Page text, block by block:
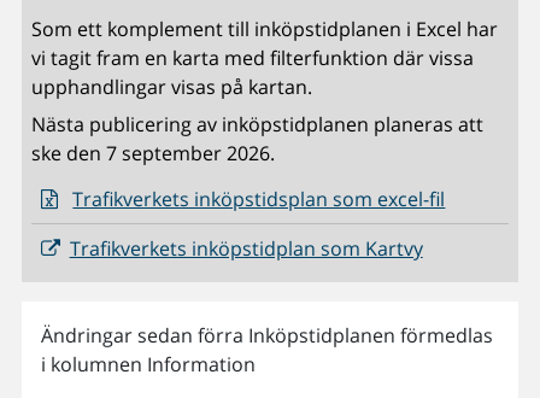
Som ett komplement till inköpstidplanen i Excel har
vi tagit fram en karta med filterfunktion där vissa
upphandlingar visas på kartan.
Nästa publicering av inköpstidplanen planeras att
ske den 7 september 2026.
Trafikverkets inköpstidsplan som excel-fil
Trafikverkets inköpstidplan som Kartvy
Ändringar sedan förra Inköpstidplanen förmedlas
i kolumnen Information